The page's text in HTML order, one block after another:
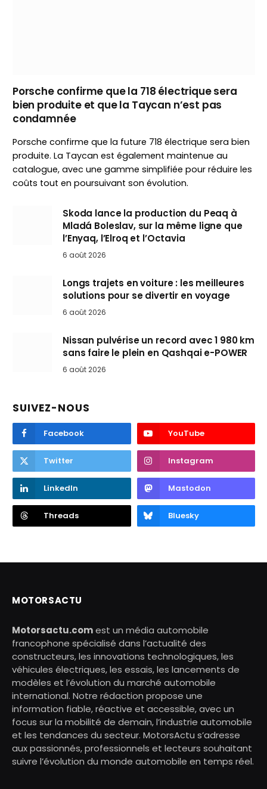
Porsche confirme que la 718 électrique sera
bien produite et que la Taycan n’est pas
condamnée
Porsche confirme que la future 718 électrique sera bien
produite. La Taycan est également maintenue au
catalogue, avec une gamme simplifiée pour réduire les
coûts tout en poursuivant son évolution.
Skoda lance la production du Peaq à
Mladá Boleslav, sur la même ligne que
l’Enyaq, l’Elroq et l’Octavia
6 août 2026
Longs trajets en voiture : les meilleures
solutions pour se divertir en voyage
6 août 2026
Nissan pulvérise un record avec 1 980 km
sans faire le plein en Qashqai e-POWER
6 août 2026
SUIVEZ-NOUS
Facebook YouTube
Twitter Instagram
LinkedIn Mastodon
Threads Bluesky
MOTORSACTU
Motorsactu.comest un média automobile
francophone spécialisé dans l’actualité des
constructeurs, les innovations technologiques, les
véhicules électriques, les essais, les lancements de
modèles et l’évolution du marché automobile
international. Notre rédaction propose une
information fiable, réactive et accessible, avec un
focus sur la mobilité de demain, l’industrie automobile
et les tendances du secteur. MotorsActu s’adresse
aux passionnés, professionnels et lecteurs souhaitant
suivre l’évolution du monde automobile en temps réel.